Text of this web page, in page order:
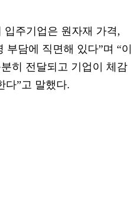
주기업은 원자재 가격,
담에 직면해 있다”며 “이
히 전달되고 기업이 체감
다”고 말했다.